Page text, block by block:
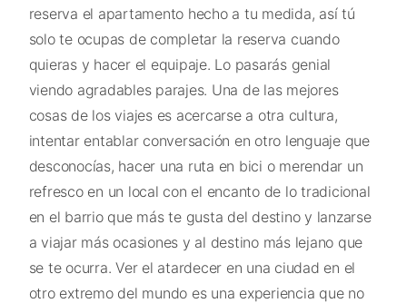
reserva el apartamento hecho a tu medida, así tú
solo te ocupas de completar la reserva cuando
quieras y hacer el equipaje. Lo pasarás genial
viendo agradables parajes. Una de las mejores
cosas de los viajes es acercarse a otra cultura,
intentar entablar conversación en otro lenguaje que
desconocías, hacer una ruta en bici o merendar un
refresco en un local con el encanto de lo tradicional
en el barrio que más te gusta del destino y lanzarse
a viajar más ocasiones y al destino más lejano que
se te ocurra. Ver el atardecer en una ciudad en el
otro extremo del mundo es una experiencia que no